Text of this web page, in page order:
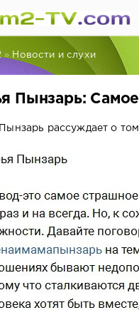
» Новости и слухи
Пынзарь:
рассуждает о